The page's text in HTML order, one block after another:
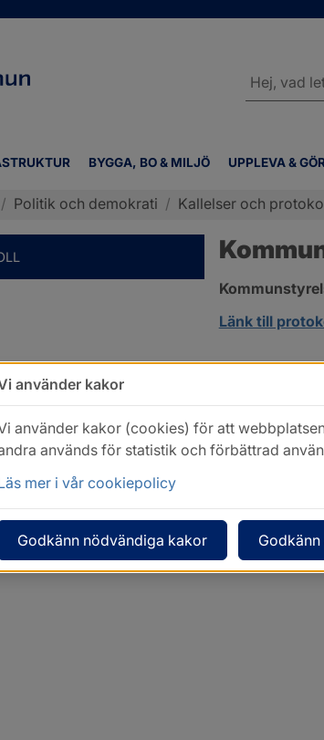
BYGGA, BO & MILJÖ UPPLEVA &
webbplatsen
/ Politik och demokrati / Kallelser och
Länk till
använder kakor
använder kakor (cookies) för att
används för statistik och förbättrad
mer i vår cookiepolicy
Godkänn nödvändiga kakor